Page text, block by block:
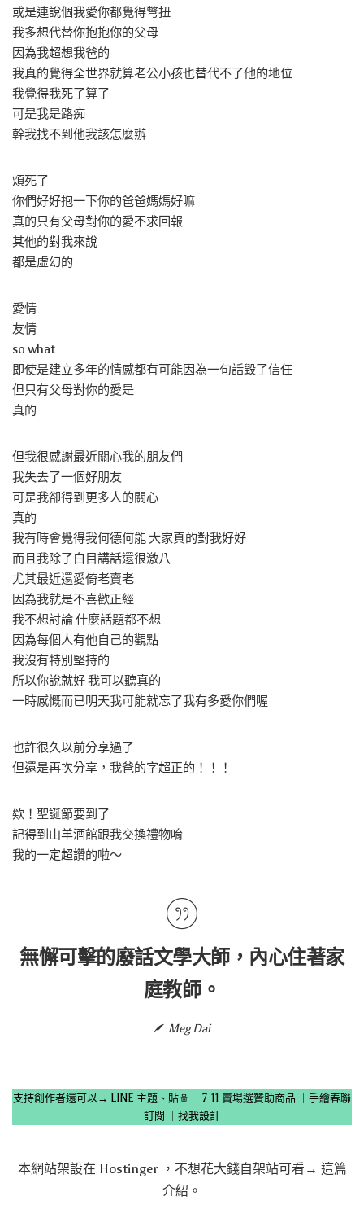
或是連說個我愛你都覺得彆扭
我多想代替你抱抱你的父母
因為我超想我爸的
我真的覺得全世界就算老公小孩也替代不了他的地位
我覺得我死了算了
可是我是路痴
幹我找不到他我該怎麼辦
煩死了
你們好好抱一下你的爸爸媽媽好嘛
真的只有父母對你的愛不求回報
其他的對我來說
都是虛幻的
愛情
友情
so what
即使是建立多年的情感都有可能因為一句話毀了信任
但只有父母對你的愛是
真的
但我很感謝最近關心我的朋友們
我失去了一個好朋友
可是我卻得到更多人的關心
真的
我有時會覺得我何德何能 大家真的對我好好
而且我除了白目講話還很激八
尤其最近還愛倚老賣老
因為我就是不喜歡正經
我不想討論 什麼話題都不想
因為每個人有他自己的觀點
我沒有特別堅持的
所以你說就好 我可以聽真的
一時感慨而已明天我可能就忘了我有多愛你們喔
也許很久以前分享過了
但還是再次分享，我爸的字超正的！！！
欸！聖誕節要到了
記得到山羊酒館跟我交換禮物唷
我的一定超讚的啦～
無懈可擊的廢話文學大師，內心住著家
庭教師。
Meg Dai
支持創作者還可以→ LINE 主題、貼圖 7-11 賣場選贊助商品
手繪春聯
訂閱
找我設計
本網站架設在 Hostinger，不想花大錢自架站可看→ 這篇
介紹 。